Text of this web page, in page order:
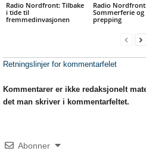
Radio Nordfront: Tilbake
i tide til
fremmedinvasjonen
Radio
Sommerferie og
prepping
Retningslinjer for kommentarfelet
Kommentarer er ikke redaksjonelt
det man skriver i kommentarfeltet.
Abonner